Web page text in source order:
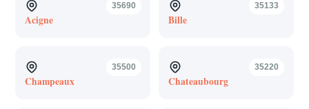
35690
Acigne
35133
Bille
35500
Champeaux
35220
Chateaubourg